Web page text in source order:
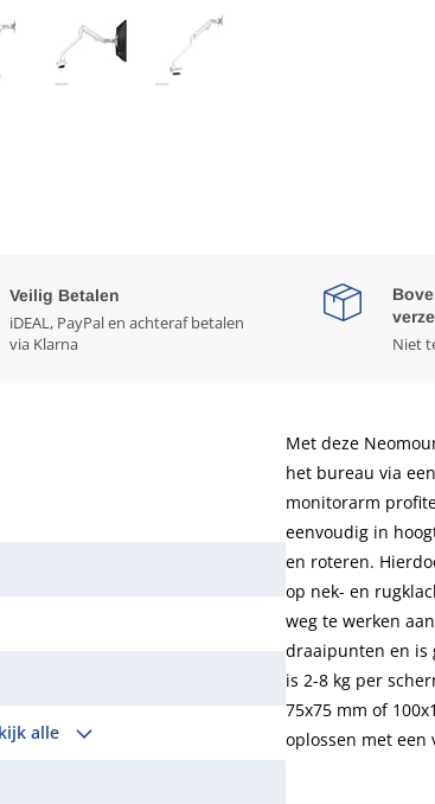
Veilig Betalen
iDEAL, PayPal en achteraf betalen
via Klarna
Niet
alle
Met deze
het bureau via
monitorarm
eenvoudig in
en roteren.
op nek- en
weg te werken
draaipunten en is
is 2-8 kg per
75x75 mm of
oplossen met een